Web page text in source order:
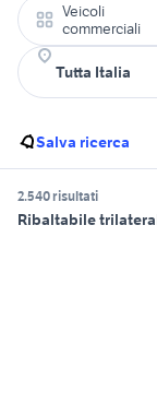
Veicoli
commerciali
Salva ricerca
2.540 risultati
Ribaltabile